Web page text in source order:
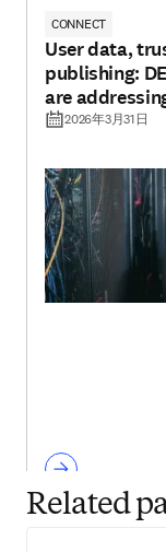
CONNECT
User data,
publishing:
are
challenges
2026年3月31日
Related